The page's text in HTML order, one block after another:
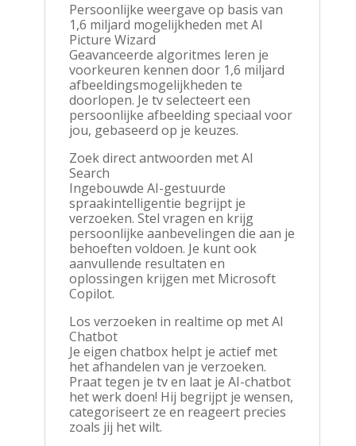
Persoonlijke weergave op basis van
1,6 miljard mogelijkheden met AI
Picture Wizard
Geavanceerde algoritmes leren je
voorkeuren kennen door 1,6 miljard
afbeeldingsmogelijkheden te
doorlopen. Je tv selecteert een
persoonlijke afbeelding speciaal voor
jou, gebaseerd op je keuzes.
Zoek direct antwoorden met AI
Search
Ingebouwde AI-gestuurde
spraakintelligentie begrijpt je
verzoeken. Stel vragen en krijg
persoonlijke aanbevelingen die aan je
behoeften voldoen. Je kunt ook
aanvullende resultaten en
oplossingen krijgen met Microsoft
Copilot.
Los verzoeken in realtime op met AI
Chatbot
Je eigen chatbox helpt je actief met
het afhandelen van je verzoeken.
Praat tegen je tv en laat je AI-chatbot
het werk doen! Hij begrijpt je wensen,
categoriseert ze en reageert precies
zoals jij het wilt.